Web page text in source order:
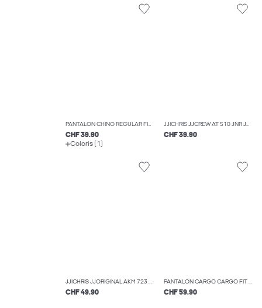
PANTALON CHINO REGULAR FIT BOYS
CHF 39.90
Coloris (1)
JJICHRIS JJCREW AT 510 JNR JEAN COUPE DÉCONTRACTÉE BOYS
CHF 39.90
JJICHRIS JJORIGINAL AKM 723 NOOS JNR JEAN COUPE DÉCONTRACTÉE BOYS
CHF 49.90
PANTALON CARGO CARGO FIT BOYS
CHF 59.90